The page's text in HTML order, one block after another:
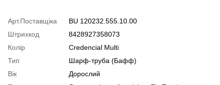
Арт.Поставщіка
BU 120232.555.10.00
Штрихкод
8428927358073
Колір
Credencial Multi
Тип
Шарф-труба (Бафф)
Вік
Дорослий